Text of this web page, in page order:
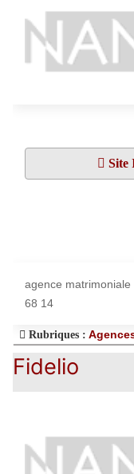
Site
agence
68 14
Rubriques :
Fidelio